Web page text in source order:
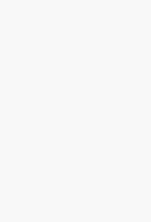
隊恆常練習 - 4月16日
開始）
賞系列：漫步魔術與音樂